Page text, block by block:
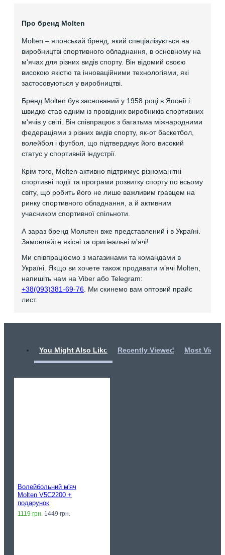
Про бренд Molten
Molten – японський бренд, який спеціалізується на
виробництві спортивного обладнання, в основному на
м'ячах для різних видів спорту. Він відомий своєю
високою якістю та інноваційними технологіями, які
застосовуються у виробництві.
Бренд Molten був заснований у 1958 році в Японії і
швидко став одним із провідних виробників спортивних
м'ячів у світі. Він співпрацює з багатьма міжнародними
федераціями з різних видів спорту, як-от баскетбол,
волейбол і футбол, що підтверджує його високий
статус у спортивній індустрії.
Крім того, Molten активно підтримує різноманітні
спортивні події та програми розвитку спорту по всьому
світу, що робить його не лише важливим гравцем на
ринку спортивного обладнання, а й активним
учасником спортивної спільноти.
А зараз бренд Мольтен вже представлений і в Україні.
Замовляйте якісні та оригінальні мʼячі!
Ми співпрацюємо з магазинами та командами в
Україні. Якщо ви хочете також продавати мʼячі Molten,
напишіть нам на Viber або Telegram:
+38(093)381-69-76. Ми скинемо вам оптовий прайс
лист.
You Might Also Like Recently Viewed Most
Волейбольний м'яч
Molten V5C2200 +
подарунок
1119 грн. 1449 грн.